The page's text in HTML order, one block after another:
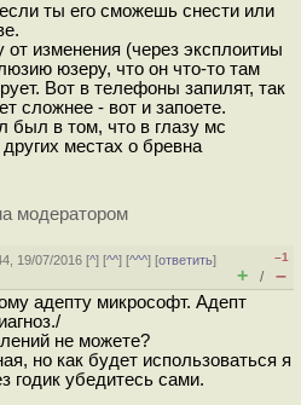
ты его сможешь снести или
изменения (через эксплоитиы
юзеру, что он что-то там
Вот в телефоны запилят, так
сложнее - вот и запоете.
был в том, что в глазу мс
местах о бревна
модератором
19/07/2016 [^] [^^] [^^^] [ответить]
–1
+ / –
адепту микрософт. Адепт
не можете?
но как будет использоваться я
годик убедитесь сами.